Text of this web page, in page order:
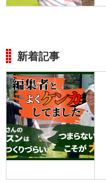
新着記事